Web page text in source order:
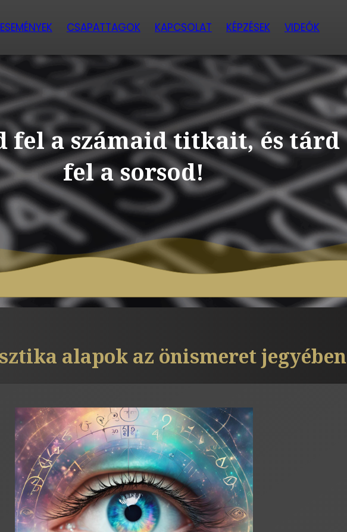
ESEMÉNYEK CSAPATTAGOK KAPCSOLAT KÉPZÉSEK VIDEÓK
fel a számaid titkait, és tárd
fel a sorsod!
alapok az önismeret jegyében